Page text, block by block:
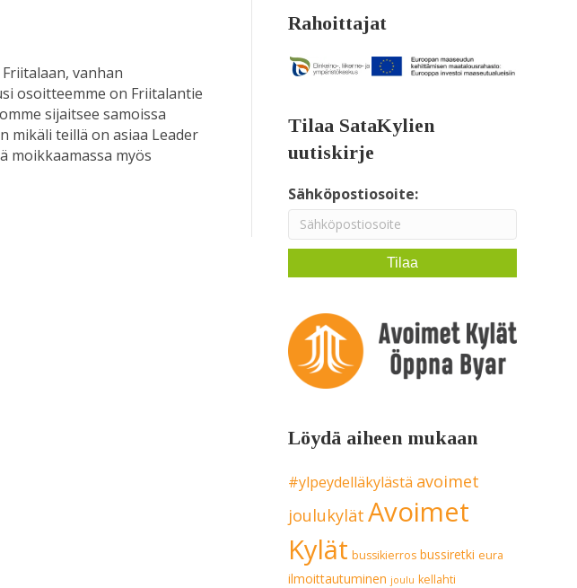
vanhan
osoitteemme on Friitalantie
sijaitsee samoissa
mikäli teillä on asiaa Leader
moikkaamassa myös
Rahoittajat
Tilaa SataKylien
uutiskirje
Sähköpostiosoite:
Löydä aiheen mukaan
#ylpeydelläkylästä avoimet
joulukylät Avoimet
Kylät bussikierros bussiretki eura
ilmoittautuminen joulu kellahti